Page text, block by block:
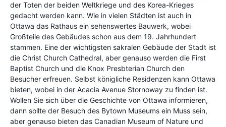
der Toten der beiden Weltkriege und des Korea-Krieges
gedacht werden kann. Wie in vielen Städten ist auch in
Ottawa das Rathaus ein sehenswertes Bauwerk, wobei
Großteile des Gebäudes schon aus dem 19. Jahrhundert
stammen. Eine der wichtigsten sakralen Gebäude der Stadt ist
die Christ Church Cathedral, aber genauso werden die First
Baptist Church und die Knox Presbterian Church den
Besucher erfreuen. Selbst königliche Residenzen kann Ottawa
bieten, wobei in der Acacia Avenue Stornoway zu finden ist.
Wollen Sie sich über die Geschichte von Ottawa informieren,
dann sollte der Besuch des Bytown Museums ein Muss sein,
aber genauso bieten das Canadian Museum of Nature und